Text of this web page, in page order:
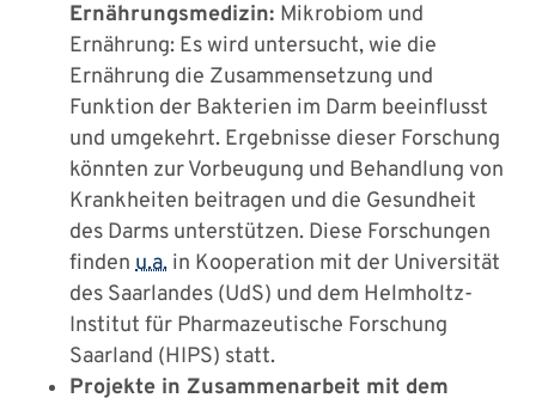
Ernährungsmedizin: Mikrobiom und
Ernährung: Es wird untersucht, wie die
Ernährung die Zusammensetzung und
Funktion der Bakterien im Darm beeinflusst
und umgekehrt. Ergebnisse dieser Forschung
könnten zur Vorbeugung und Behandlung von
Krankheiten beitragen und die Gesundheit
des Darms unterstützen. Diese Forschungen
finden u.a. in Kooperation mit der Universität
des Saarlandes (UdS) und dem Helmholtz-
Institut für Pharmazeutische Forschung
Saarland (HIPS) statt.
Projekte in Zusammenarbeit mit dem